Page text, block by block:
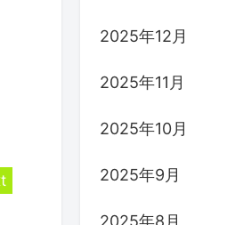
2025年12月
2025年11月
2025年10月
2025年9月
2025年8月